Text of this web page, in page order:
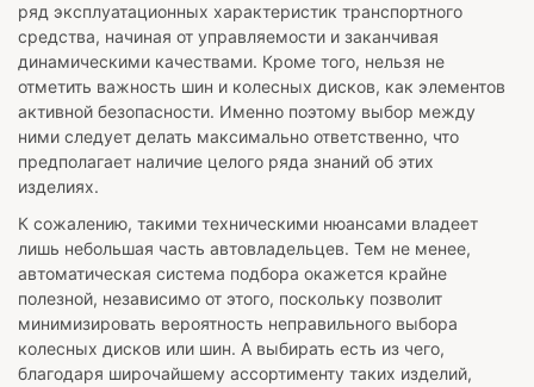
ряд эксплуатационных характеристик транспортного
средства, начиная от управляемости и заканчивая
динамическими качествами. Кроме того, нельзя не
отметить важность шин и колесных дисков, как элементов
активной безопасности. Именно поэтому выбор между
ними следует делать максимально ответственно, что
предполагает наличие целого ряда знаний об этих
изделиях.
К сожалению, такими техническими нюансами владеет
лишь небольшая часть автовладельцев. Тем не менее,
автоматическая система подбора окажется крайне
полезной, независимо от этого, поскольку позволит
минимизировать вероятность неправильного выбора
колесных дисков или шин. А выбирать есть из чего,
благодаря широчайшему ассортименту таких изделий,